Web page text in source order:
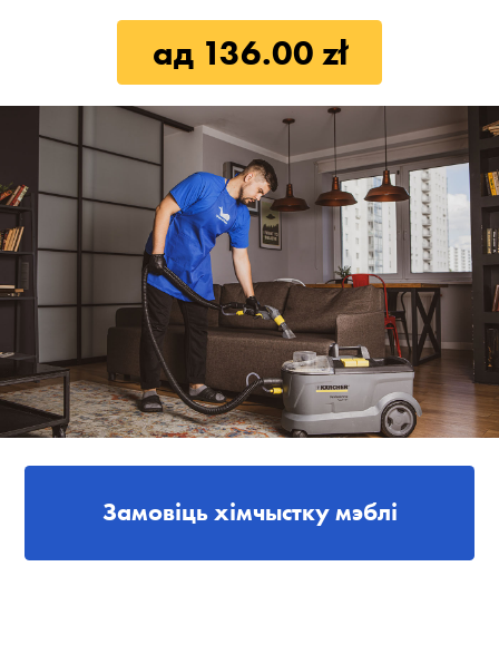
ад 136.00 zł
Замовіць хімчыстку мэблі